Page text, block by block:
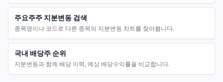
주요주주 지분변동 검색
종목명이나 코드로 다른 종목의 지분변동 차트를 찾아봅니다.
국내 배당주 순위
지분변동과 함께 배당 이력, 예상 배당수익률을 비교합니다.